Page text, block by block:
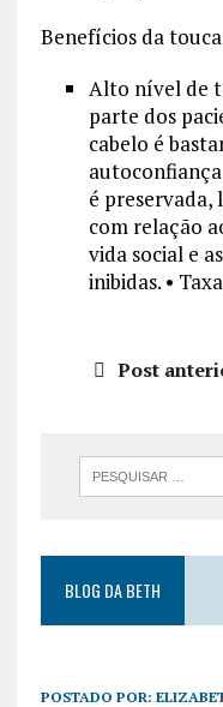
Benefícios da
Alto nível de
parte dos
cabelo é
é preservada,
com relação
vida social e
inibidas. •
Post
BLOG DA BETH
POSTADO POR: